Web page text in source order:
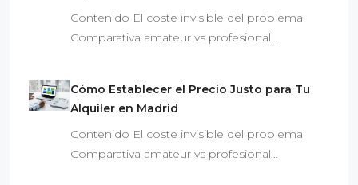
Contenido El coste invisible del problema
Comparativa amateur vs profesional…
Cómo Establecer el Precio Justo para Tu
Alquiler en Madrid
Contenido El coste invisible del problema
Comparativa amateur vs profesional…